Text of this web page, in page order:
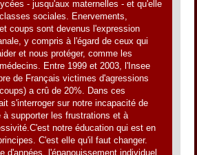
- jusqu'aux maternelles - et qu'elle
sociales. Enervements,
coups sont devenus l'expression
y compris à l'égard de ceux qui
et nous protéger, comme les
Entre 1999 et 2003, l'Insee
de Français victimes d'agressions
a crû de 20%. Dans ces
s'interroger sur notre incapacité de
à supporter les frustrations et à
notre éducation qui est en
C'est elle qu'il faut changer.
d'années, l'épanouissement individuel